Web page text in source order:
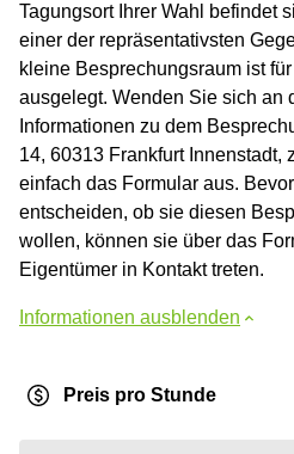
Tagungsort Ihrer Wahl befindet
einer der repräsentativsten
kleine Besprechungsraum ist
ausgelegt. Wenden Sie sich an
Informationen zu dem
14, 60313 Frankfurt Innenstadt,
einfach das Formular aus.
entscheiden, ob sie diesen
wollen, können sie über das
Eigentümer in Kontakt treten.
Informationen ausblenden
Preis pro Stunde